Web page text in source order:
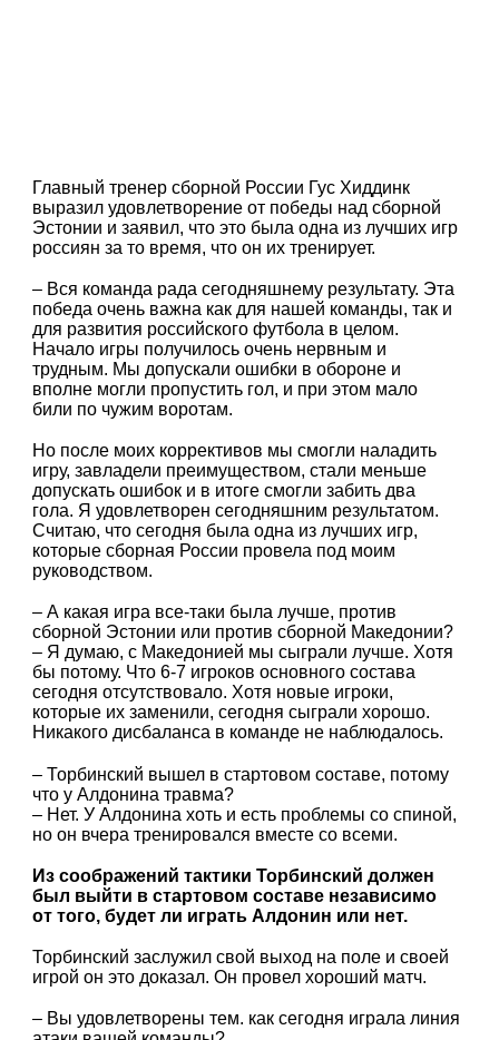
Главный тренер сборной России Гус Хиддинк
выразил удовлетворение от победы над сборной
Эстонии и заявил, что это была одна из лучших игр
россиян за то время, что он их тренирует.
– Вся команда рада сегодняшнему результату. Эта
победа очень важна как для нашей команды, так и
для развития российского футбола в целом.
Начало игры получилось очень нервным и
трудным. Мы допускали ошибки в обороне и
вполне могли пропустить гол, и при этом мало
били по чужим воротам.
Но после моих коррективов мы смогли наладить
игру, завладели преимуществом, стали меньше
допускать ошибок и в итоге смогли забить два
гола. Я удовлетворен сегодняшним результатом.
Считаю, что сегодня была одна из лучших игр,
которые сборная России провела под моим
руководством.
– А какая игра все-таки была лучше, против
сборной Эстонии или против сборной Македонии?
– Я думаю, с Македонией мы сыграли лучше. Хотя
бы потому. Что 6-7 игроков основного состава
сегодня отсутствовало. Хотя новые игроки,
которые их заменили, сегодня сыграли хорошо.
Никакого дисбаланса в команде не наблюдалось.
– Торбинский вышел в стартовом составе, потому
что у Алдонина травма?
– Нет. У Алдонина хоть и есть проблемы со спиной,
но он вчера тренировался вместе со всеми.
Из соображений тактики Торбинский должен
был выйти в стартовом составе независимо
от того, будет ли играть Алдонин или нет.
Торбинский заслужил свой выход на поле и своей
игрой он это доказал. Он провел хороший матч.
– Вы удовлетворены тем. как сегодня играла линия